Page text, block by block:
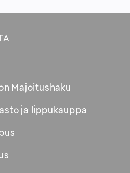
Majoitushaku
ikkunaan
ja lippukauppa